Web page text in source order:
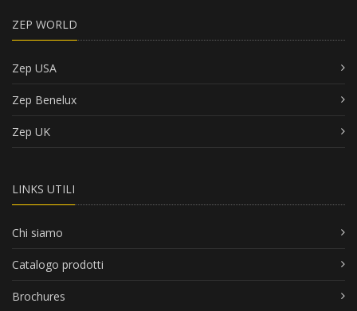
ZEP WORLD
Zep USA
Zep Benelux
Zep UK
LINKS UTILI
Chi siamo
Catalogo prodotti
Brochures